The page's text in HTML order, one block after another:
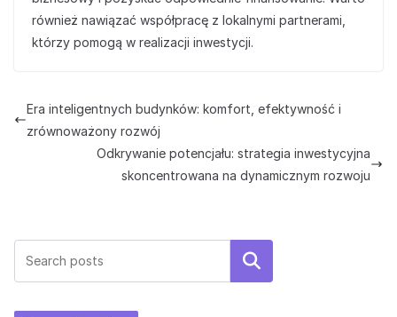
również nawiązać współpracę z lokalnymi partnerami,
którzy pomogą w realizacji inwestycji.
Era inteligentnych budynków: komfort, efektywność i
zrównoważony rozwój
Odkrywanie potencjału: strategia inwestycyjna
skoncentrowana na dynamicznym rozwoju
Szukaj